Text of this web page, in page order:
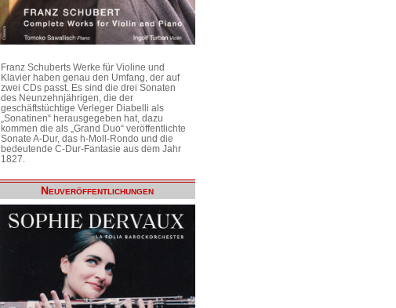
Franz Schuberts Werke für Violine und
Klavier haben genau den Umfang, der auf
zwei CDs passt. Es sind die drei Sonaten
des Neunzehnjährigen, die der
geschäftstüchtige Verleger Diabelli als
„Sonatinen“ herausgegeben hat, dazu
kommen die als „Grand Duo“ veröffentlichte
Sonate A-Dur, das h-Moll-Rondo und die
bedeutende C-Dur-Fantasie aus dem Jahr
1827.
Neuveröffentlichungen